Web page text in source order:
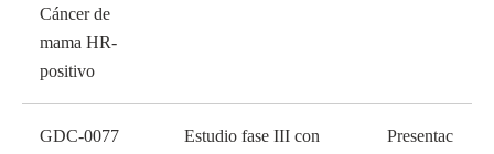
Cáncer de
mama HR-
positivo
GDC-0077
Estudio fase III con
Presentac